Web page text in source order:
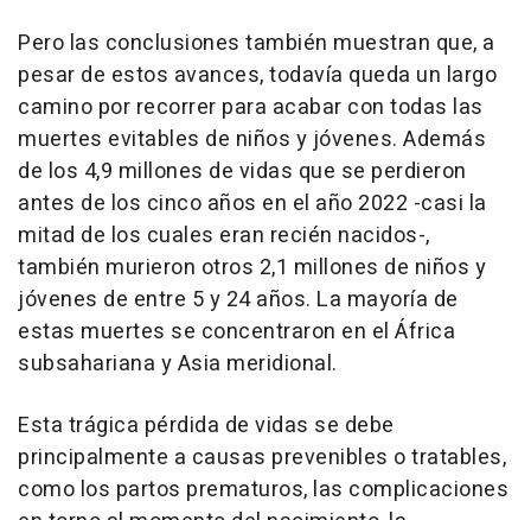
Pero las conclusiones también muestran que, a
pesar de estos avances, todavía queda un largo
camino por recorrer para acabar con todas las
muertes evitables de niños y jóvenes. Además
de los 4,9 millones de vidas que se perdieron
antes de los cinco años en el año 2022 -casi la
mitad de los cuales eran recién nacidos-,
también murieron otros 2,1 millones de niños y
jóvenes de entre 5 y 24 años. La mayoría de
estas muertes se concentraron en el África
subsahariana y Asia meridional.
Esta trágica pérdida de vidas se debe
principalmente a causas prevenibles o tratables,
como los partos prematuros, las complicaciones